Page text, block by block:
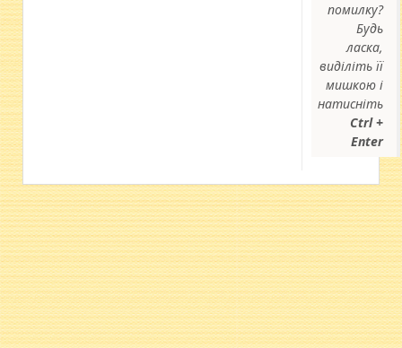
помилку?
Будь
ласка,
виділіть її
мишкою і
натисніть
Ctrl +
Enter